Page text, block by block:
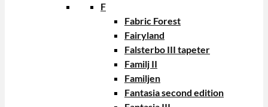
F
Fabric Forest
Fairyland
Falsterbo III tapeter
Familj II
Familjen
Fantasia second edition